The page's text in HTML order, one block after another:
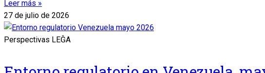
Leer más »
27 de julio de 2026
Perspectivas LEĜA